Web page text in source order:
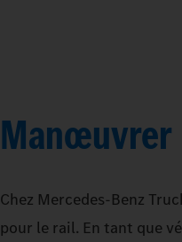
Manœuvrer
Chez Mercedes‑Benz
pour le rail. En tant que